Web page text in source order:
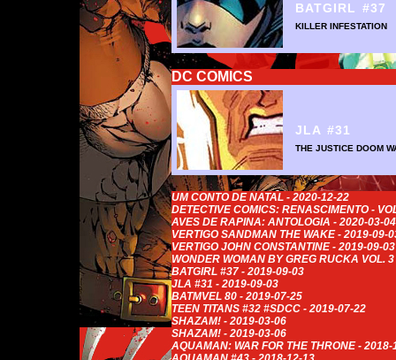
BATGIRL #37
KILLER INFESTATION
DC COMICS
JLA #31
THE JUSTICE DOOM
UM CONTO DE NATAL - 2020-12-22
DETECTIVE COMICS: RENASCIMENTO -
AVES DE RAPINA: ANTOLOGIA - 2020-03-04
VERTIGO SANDMAN THE WAKE - 2019-09-
VERTIGO JOHN CONSTANTINE - 2019-09-03
WONDER WOMAN BY GREG RUCKA VOL.
BATGIRL #37 - 2019-09-03
JLA #31 - 2019-09-03
BATMVEL 80 - 2019-07-25
TEEN TITANS #32 #SDCC - 2019-07-22
SHAZAM! - 2019-03-06
SHAZAM! - 2019-03-06
AQUAMAN: WAR FOR THE THRONE - 2018-